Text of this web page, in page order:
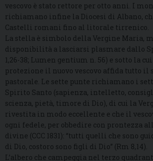
vescovo è stato rettore per otto anni. I
richiamano infine la Diocesi di Albano,
Castelli romani fino al litorale tirrenico.
La stella è simbolo della Vergine Maria,
disponibilità a lasciarsi plasmare dallo
1,26-38; Lumen gentium n. 56) e sotto la
protezione il nuovo vescovo affida tutto il
pastorale. Le sette punte richiamano i
Spirito Santo (sapienza, intelletto,
scienza, pietà, timore di Dio), di cui la
rivestita in modo eccellente e che il
ogni fedele, per obbedire con prontezza
divine (CCC 1831): “tutti quelli che sono
di Dio, costoro sono figli di Dio” (Rm 8,14).
L’albero che campeggia nel terzo